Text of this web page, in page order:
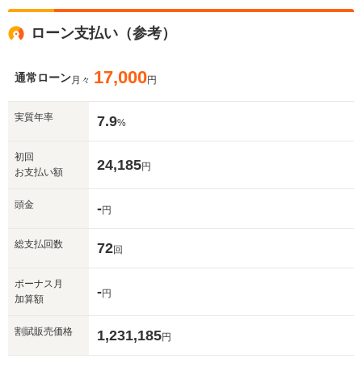
ローン支払い（参考）
通常ローン月々 17,000円
実質年率 7.9%
初回
お支払い額
24,185円
頭金 -円
総支払回数 72回
ボーナス月
加算額
-円
割賦販売価格 1,231,185円